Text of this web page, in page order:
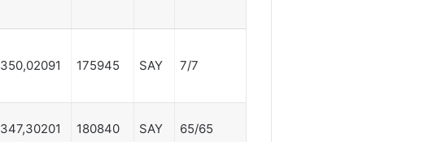
350,02091 175945 SAY 7/7
347,30201 180840 SAY 65/65